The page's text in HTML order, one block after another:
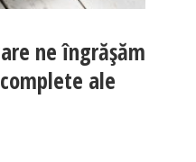
ne îngrăşăm
ale